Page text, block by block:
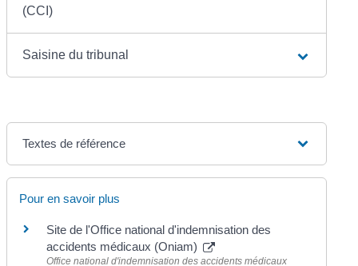
(CCI)
Saisine du tribunal
Textes de référence
Pour en savoir plus
Site de l'Office national d'indemnisation des
accidents médicaux (Oniam)
Office national d'indemnisation des accidents médicaux